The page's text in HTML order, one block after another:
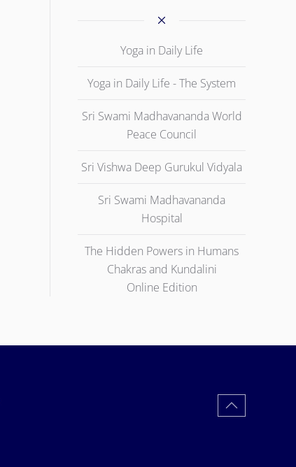
Yoga in Daily Life
Yoga in Daily Life - The System
Sri Swami Madhavananda World
Peace Council
Sri Vishwa Deep Gurukul Vidyala
Sri Swami Madhavananda
Hospital
The Hidden Powers in Humans
Chakras and Kundalini
Online Edition